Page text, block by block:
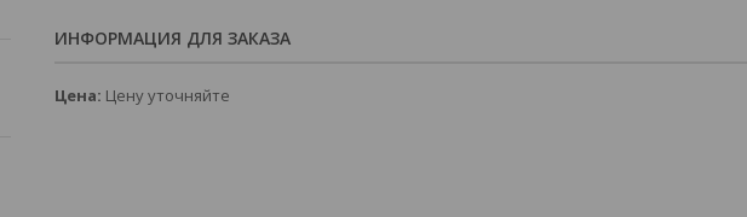
ИНФОРМАЦИЯ ДЛЯ ЗАКАЗА
Цена: Цену уточняйте